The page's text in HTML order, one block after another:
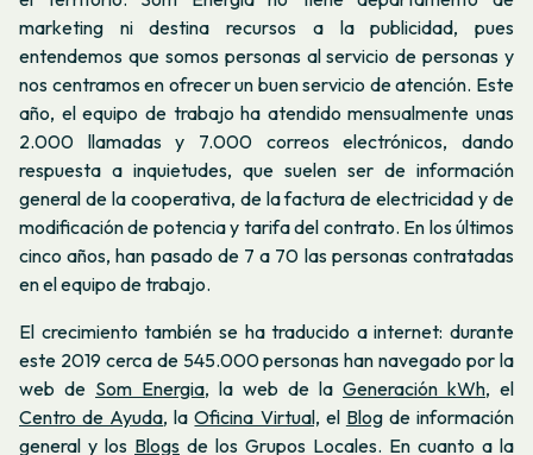
marketing ni destina recursos a la publicidad, pues
entendemos que somos personas al servicio de personas y
nos centramos en ofrecer un buen servicio de atención. Este
año, el equipo de trabajo ha atendido mensualmente unas
2.000 llamadas y 7.000 correos electrónicos, dando
respuesta a inquietudes, que suelen ser de información
general de la cooperativa, de la factura de electricidad y de
modificación de potencia y tarifa del contrato. En los últimos
cinco años, han pasado de 7 a 70 las personas contratadas
en el equipo de trabajo.
El crecimiento también se ha traducido a internet: durante
este 2019 cerca de 545.000 personas han navegado por la
web de Som Energia, la web de la Generación kWh, el
Centro de Ayuda, laOficina Virtual, el Blogde información
general y los Blogs de los Grupos Locales. En cuanto a la